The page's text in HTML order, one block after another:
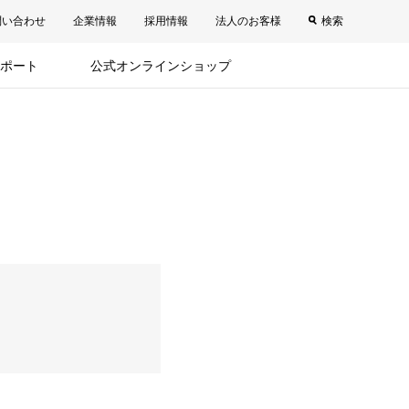
合わせ 企業情報 採用情報 法人のお客様 検索
ート 公式オンラインショップ